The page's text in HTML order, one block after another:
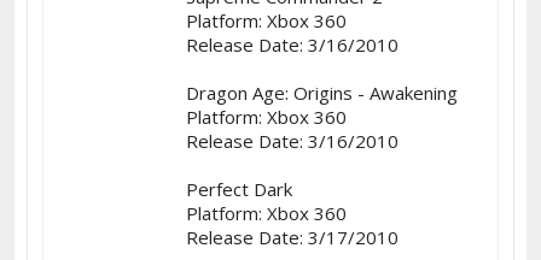
Platform: Xbox 360
Release Date: 3/16/2010
Dragon Age: Origins - Awakening
Platform: Xbox 360
Release Date: 3/16/2010
Perfect Dark
Platform: Xbox 360
Release Date: 3/17/2010